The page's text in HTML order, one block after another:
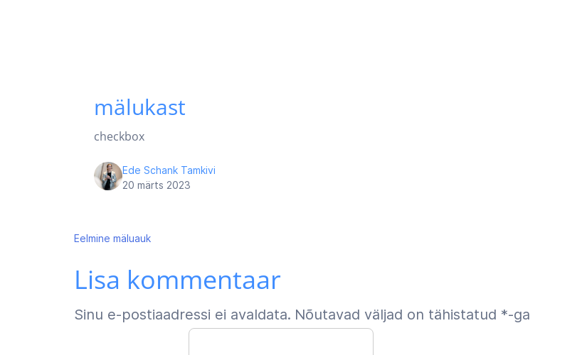
mälukast
checkbox
Ede Schank Tamkivi
20 märts 2023
Navigeerimine
Eelmine mäluauk
Lisa kommentaar
Sinu e-postiaadressi ei avaldata. Nõutavad väljad on tähistatud *-ga